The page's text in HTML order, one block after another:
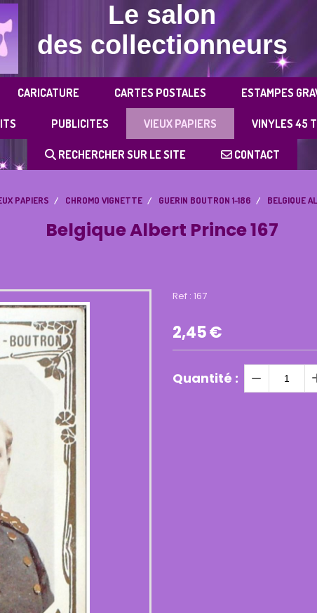
Le salon
des collectionneurs
CARICATURE CARTES POSTALES ESTAMPES
PUBLICITES VIEUX PAPIERS VINYLES 45 T
RECHERCHER SUR LE SITE CONTACT
PAPIERS CHROMO VIGNETTE GUERIN BOUTRON 1-186 BELGIQUE
Belgique Albert Prince 167
Ref : 167
2,45€
Quantité :